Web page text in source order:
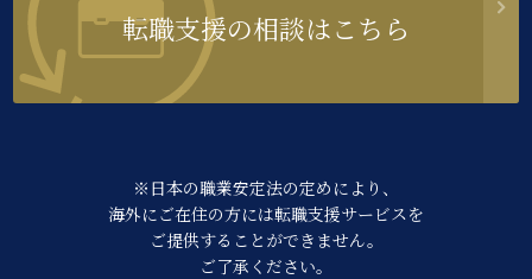
転職支援の相談はこちら
※日本の職業安定法の定めにより、
海外にご在住の方には転職支援サービスを
ご提供することができません。
ご了承ください。